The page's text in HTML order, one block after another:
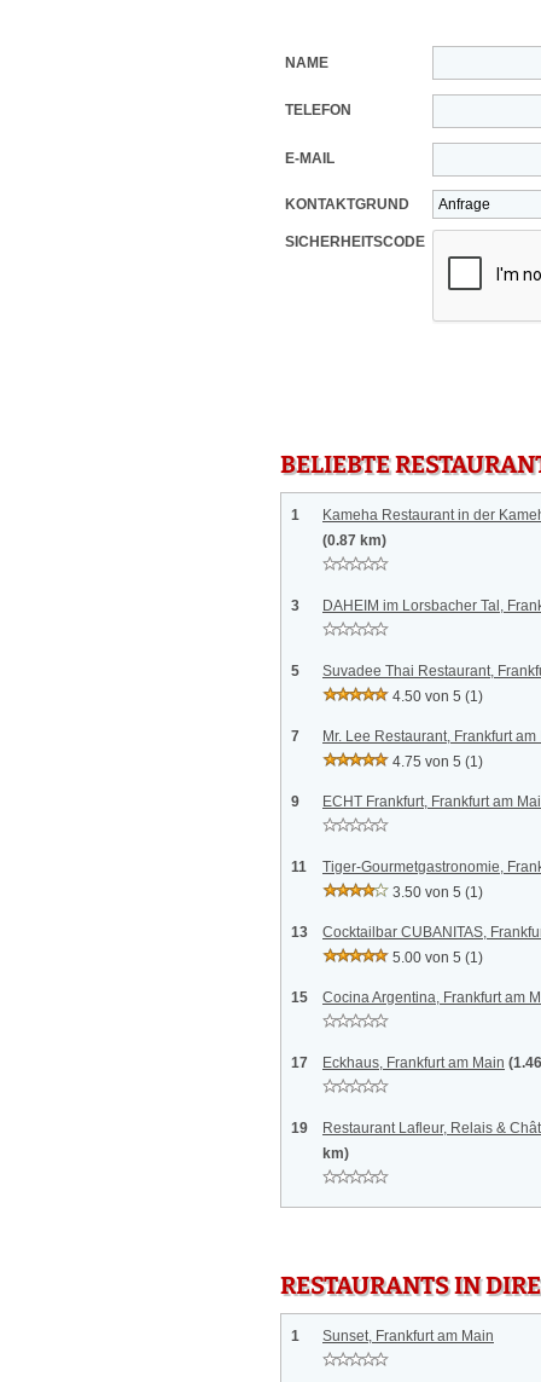
NAME
TELEFON
E-MAIL
KONTAKTGRUND
SICHERHEITSCODE
BELIEBTE
1
Kameha Restaurant in der
(0.87 km)
3 DAHEIM im Lorsbacher Tal,
5
Suvadee Thai Restaurant,
4.50 von 5 (1)
7
Mr. Lee Restaurant, Frankfurt am
4.75 von 5 (1)
9 ECHT Frankfurt, Frankfurt am
11
Tiger-Gourmetgastronomie,
3.50 von 5 (1)
13
Cocktailbar CUBANITAS,
5.00 von 5 (1)
15 Cocina Argentina, Frankfurt am
17 Eckhaus, Frankfurt am Main
19
Restaurant Lafleur, Relais &
km)
RESTAURANTS IN
1 Sunset, Frankfurt am Main